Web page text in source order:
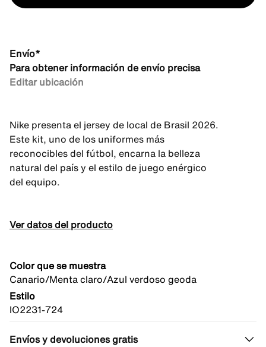
Envío*
Para obtener información de envío precisa
Editar ubicación
Nike presenta el jersey de local de Brasil 2026.
Este kit, uno de los uniformes más
reconocibles del fútbol, encarna la belleza
natural del país y el estilo de juego enérgico
del equipo.
Ver datos del producto
Color que se muestra
Canario/Menta claro/Azul verdoso geoda
Estilo
IO2231-724
Envíos y devoluciones gratis